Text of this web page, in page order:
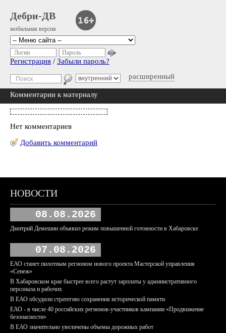
Дебри-ДВ
мобильная версия
расширенный
Логин Пароль
Регистрация / Забыли пароль?
Комментарии к материалу
Нет комментариев
Добавить комментарий
НОВОСТИ
08.08.2026
Дмитрий Демешин объявил режим повышенной готовности в Хабаровске
07.08.2026
ЕАО станет пилотным регионом нового проекта Мастерской управления
«Сенеж»
В Хабаровском крае быстрее всего растут зарплаты у административного
персонала и рабочих
В ЕАО обсудили стратегию сохранения исторической памяти
ЕАО - в числе 40 российских регионов-участников кампании «Продвижение
безопасности»
В ЕАО значительно увеличены объемы дорожных работ